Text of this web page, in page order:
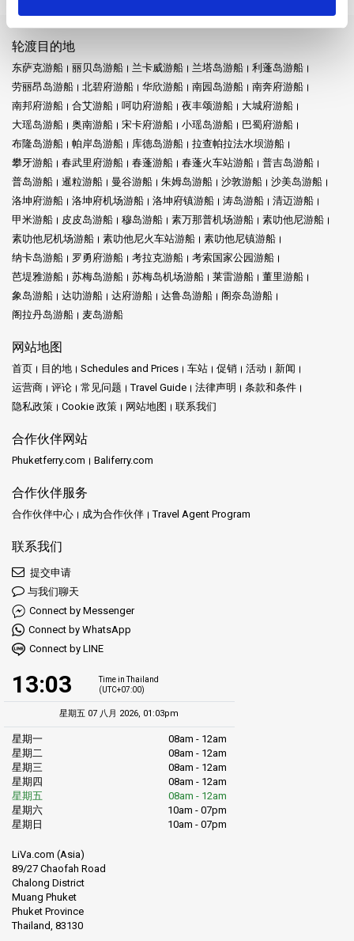
7月和8月是当地最繁忙的时期,非常适合体验当地充满活力的氛
初来乍到的游客可以从三等座到卧铺列车中选择适合自己的座
位。
从董里出发的直达线路可通往苏梅岛和帕岸岛等沿海奇观。
轮渡目的地
东萨克游船 丽贝岛游船 兰卡威游船 兰塔岛游船
利蓬岛游船
劳丽昂岛游船
北碧府游船 华欣游船 南园岛游船
南奔府游船
南邦府游船
合艾游船 呵叻府游船 夜丰颂游船
大城府游船
大瑶岛游船
奥南游船 宋卡府游船 小瑶岛游船
巴蜀府游船
布隆岛游船
帕岸岛游船 库德岛游船
拉查帕拉法水坝游船
攀牙游船
春武里府游船 春蓬游船 春蓬火车站游船
普吉岛游船
普岛游船
暹粒游船 曼谷游船 朱姆岛游船 沙敦游船
沙美岛游船
洛坤府游船
洛坤府机场游船 洛坤府镇游船 涛岛游船
清迈游船
甲米游船
皮皮岛游船 穆岛游船 素万那普机场游船
素叻他尼游船
素叻他尼机场游船
素叻他尼火车站游船
素叻他尼镇游船
纳卡岛游船
罗勇府游船 考拉克游船
考索国家公园游船
芭堤雅游船
苏梅岛游船 苏梅岛机场游船 莱雷游船
董里游船
象岛游船
达叻游船 达府游船 达鲁岛游船
阁奈岛游船
阁拉丹岛游船
麦岛游船
网站地图
首页 目的地 Schedules and Prices 车站 促销 活动
新闻
运营商
评论 常见问题 Travel Guide 法律声明
条款和条件
隐私政策
Cookie 政策 网站地图 联系我们
合作伙伴网站
Phuketferry.com Baliferry.com
合作伙伴服务
合作伙伴中心 成为合作伙伴 Travel Agent Program
联系我们
提交申请
与我们聊天
Connect by Messenger
Connect by WhatsApp
Connect by LINE
13:03
Time in Thailand
(UTC+07:00)
星期五 07 八月 2026, 01:03pm
星期一
08am - 12am
星期二
08am - 12am
星期三
08am - 12am
星期四
08am - 12am
星期五
08am - 12am
星期六
10am - 07pm
星期日
10am - 07pm
LiVa.com (Asia)
89/27 Chaofah Road
Chalong District
Muang Phuket
Phuket Province
Thailand, 83130